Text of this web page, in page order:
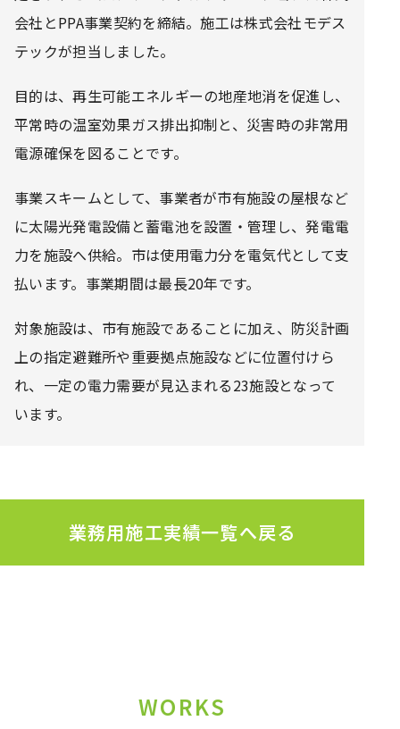
会社とPPA事業契約を締結。施工は株式会社モデス
テックが担当しました。
目的は、再生可能エネルギーの地産地消を促進し、
平常時の温室効果ガス排出抑制と、災害時の非常用
電源確保を図ることです。
事業スキームとして、事業者が市有施設の屋根など
に太陽光発電設備と蓄電池を設置・管理し、発電電
力を施設へ供給。市は使用電力分を電気代として支
払います。事業期間は最長20年です。
対象施設は、市有施設であることに加え、防災計画
上の指定避難所や重要拠点施設などに位置付けら
れ、一定の電力需要が見込まれる23施設となって
います。
業務用施工実績一覧へ戻る
WORKS